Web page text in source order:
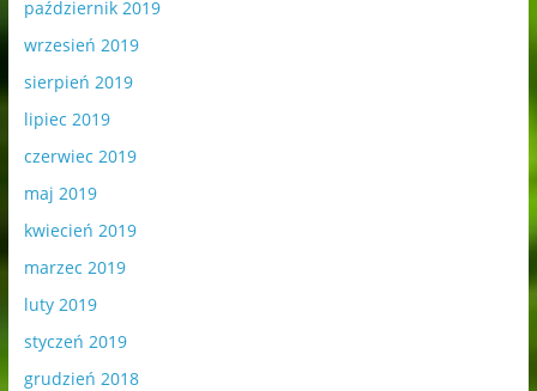
październik 2019
wrzesień 2019
sierpień 2019
lipiec 2019
czerwiec 2019
maj 2019
kwiecień 2019
marzec 2019
luty 2019
styczeń 2019
grudzień 2018